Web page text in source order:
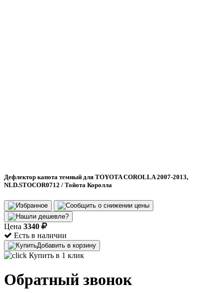
Дефлектор капота темный для TOYOTA COROLLA 2007-2013,
NLD.STOCOR0712 / Тойота Королла
Цена 3340
Есть в наличии
Добавить в корзину
Купить в 1 клик
Обратный звонок